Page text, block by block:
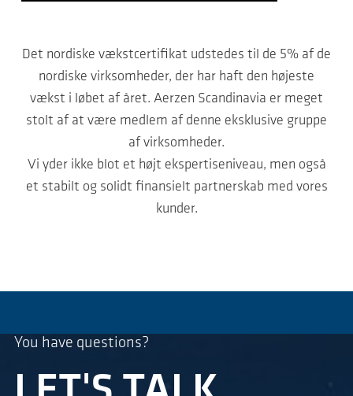
Det nordiske vækstcertifikat udstedes til de 5% af de
nordiske virksomheder, der har haft den højeste
vækst i løbet af året. Aerzen Scandinavia er meget
stolt af at være medlem af denne eksklusive gruppe
af virksomheder.
Vi yder ikke blot et højt ekspertiseniveau, men også
et stabilt og solidt finansielt partnerskab med vores
kunder.
You have questions?